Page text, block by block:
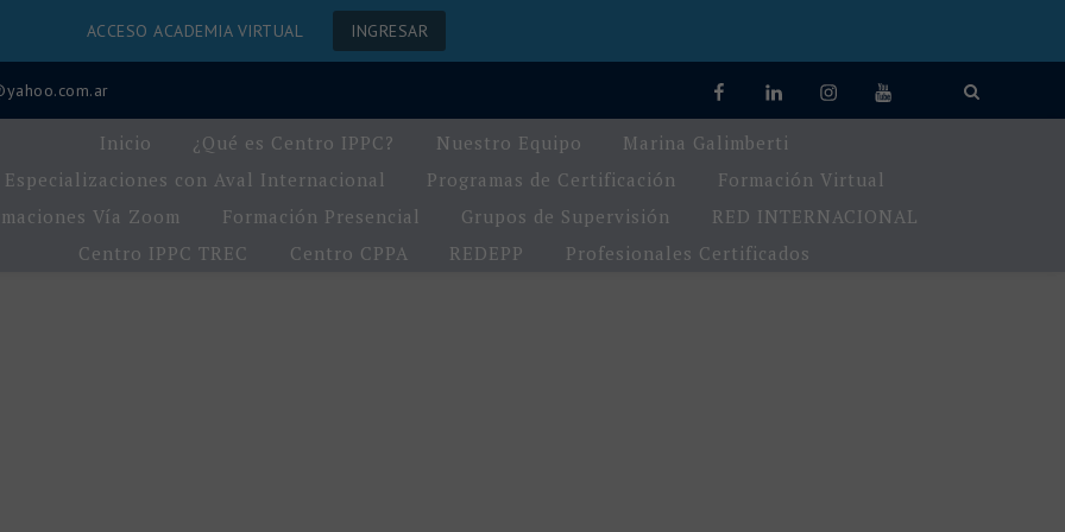
ACCESO ACADEMIA VIRTUAL INGRESAR
facebooklinkedinInstagram
You
Tube
TikTok
Inicio ¿Qué es Centro IPPC? Nuestro Equipo
Marina Galimberti
Especializaciones con Aval Internacional
Programas de Certificación
Formación Virtual
Vía Zoom
Formación Presencial Grupos de Supervisión
RED INTERNACIONAL
Centro IPPC TREC
Centro CPPA REDEPP Profesionales Certificados